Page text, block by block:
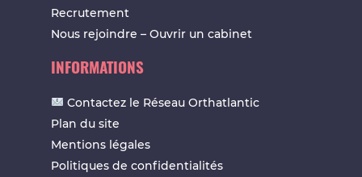
Recrutement
Nous rejoindre – Ouvrir un cabinet
INFORMATIONS
Contactez le Réseau Orthatlantic
Plan du site
Mentions légales
Politiques de confidentialités